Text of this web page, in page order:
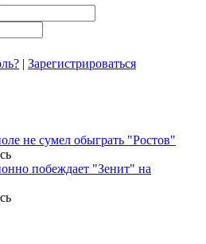
| Зарегистрироваться
не сумел обыграть "Ростов"
побеждает "Зенит" на